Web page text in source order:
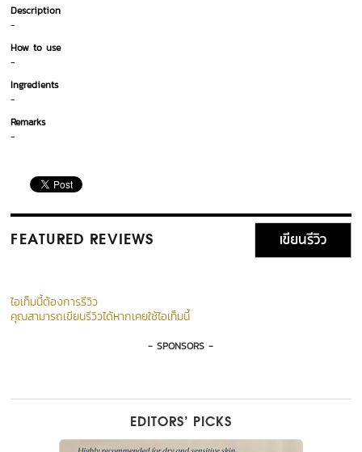
Description
-
How to use
-
Ingredients
-
Remarks
-
FEATURED REVIEWS เขียนรีวิว
ไอเท็มนี้ต้องการรีวิว
คุณสามารถเขียนรีวิวได้หากเคยใช้ไอเท็มนี้
- SPONSORS -
EDITORS’ PICKS